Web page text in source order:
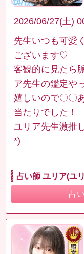
2026/06/27(土)
先生いつも可愛
ございます♡
客観的に見たら
ア先生の鑑定や
嬉しいので〇〇
当たりでした！
ユリア先生激推
*)
占い師 ユリア(ユ
占